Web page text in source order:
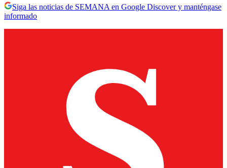
Siga las noticias de SEMANA en Google Discover y manténgase
informado